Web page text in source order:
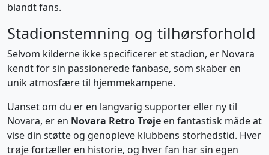
blandt fans.
Stadionstemning og tilhørsforhold
Selvom kilderne ikke specificerer et stadion, er Novara
kendt for sin passionerede fanbase, som skaber en
unik atmosfære til hjemmekampene.
Uanset om du er en langvarig supporter eller ny til
Novara, er en Novara Retro Trøje en fantastisk måde at
vise din støtte og genopleve klubbens storhedstid. Hver
trøje fortæller en historie, og hver fan har sin egen